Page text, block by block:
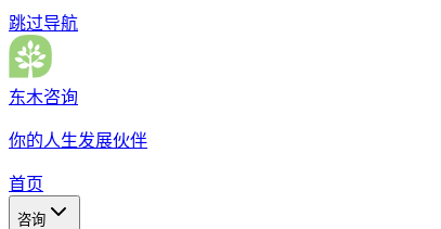
跳过导航
东木咨询
你的人生发展伙伴
首页
咨询